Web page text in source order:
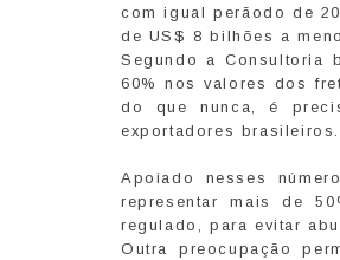
com igual perãodo de
de US$ 8 bilhões a
Segundo a Consultoria
60% nos valores dos
do que nunca, é
exportadores brasileiros.
Apoiado nesses
representar mais de
regulado, para evitar
Outra preocupação